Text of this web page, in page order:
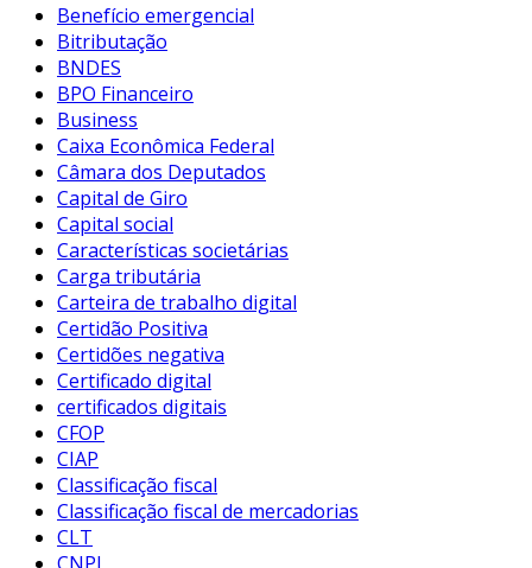
Benefício emergencial
Bitributação
BNDES
BPO Financeiro
Business
Caixa Econômica Federal
Câmara dos Deputados
Capital de Giro
Capital social
Características societárias
Carga tributária
Carteira de trabalho digital
Certidão Positiva
Certidões negativa
Certificado digital
certificados digitais
CFOP
CIAP
Classificação fiscal
Classificação fiscal de mercadorias
CLT
CNPJ